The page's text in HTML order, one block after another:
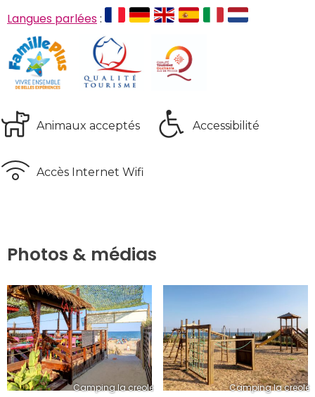
Langues parlées :
Animaux acceptés Accessibilité
Accès Internet Wifi
Photos & médias
Camping la creole Camping la creole